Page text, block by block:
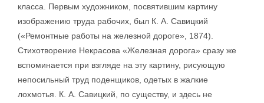
класса. Первым художником, посвятившим картину
изображению труда рабочих, был К. А. Савицкий
(«Ремонтные работы на железной дороге», 1874).
Стихотворение Некрасова «Железная дорога» сразу же
вспоминается при взгляде на эту картину, рисующую
непосильный труд поденщиков, одетых в жалкие
лохмотья. К. А. Савицкий, по существу, и здесь не